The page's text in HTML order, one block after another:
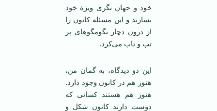
خود و جهان نگری ویژۀ خود
بسازند و این مسئله کانون را
از درون دچار بگومگوهای پر
تب و تاب می‌کرد.
این دو دیدگاه، به گمان من،
هنوز هم در کانون وجود دارد.
هنوز هم هستند کسانی که
دوست دارند کانون شکل و